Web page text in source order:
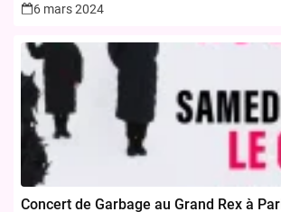
6 mars 2024
Concert de Garbage au Grand Rex à